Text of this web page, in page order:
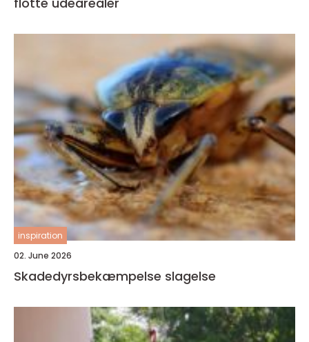
inspiration
02. June 2026
Skadedyrsbekæmpelse slagelse